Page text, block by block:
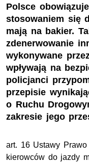
Polsce
stosowaniem się
mają na bakier.
zdenerwowanie
wykonywane
wpływają na
policjanci
przepisie
o Ruchu
zakresie jego
art. 16 Ustawy
kierowców do jazdy